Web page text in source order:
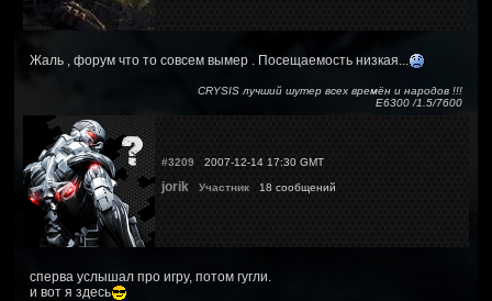
Жаль , форум что то совсем вымер . Посещаемость низкая...
CRYSIS лучший шутер всех времён и народов !!!
Е6300 /1.5/7600
#3209 2007-12-14 17:30 GMT
jorik Участник 18 сообщений
сперва услышал про игру, потом гугли.
и вот я здесь